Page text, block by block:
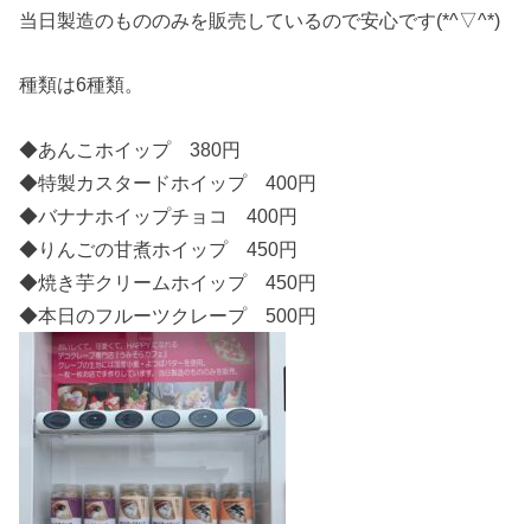
当日製造のもののみを販売しているので安心です(*^▽^*)
種類は6種類。
◆あんこホイップ 380円
◆特製カスタードホイップ 400円
◆バナナホイップチョコ 400円
◆りんごの甘煮ホイップ 450円
◆焼き芋クリームホイップ 450円
◆本日のフルーツクレープ 500円